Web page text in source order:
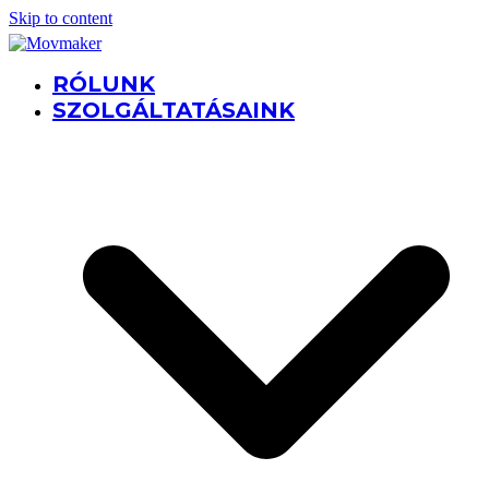
Skip to content
RÓLUNK
SZOLGÁLTATÁSAINK